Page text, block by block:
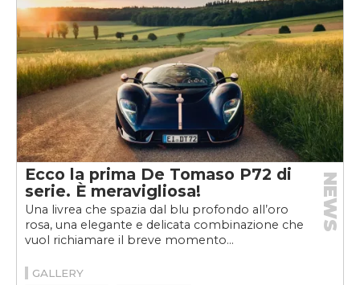
Ecco la prima De Tomaso P72 di
serie. È meravigliosa!
Una livrea che spazia dal blu profondo all’oro
rosa, una elegante e delicata combinazione che
vuol richiamare il breve momento...
NEWS
GALLERY